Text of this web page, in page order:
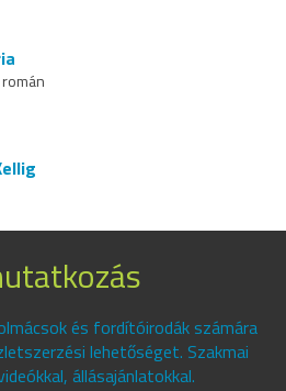
és fordítóirodák számára
lehetőséget. Szakmai
állásajánlatokkal.